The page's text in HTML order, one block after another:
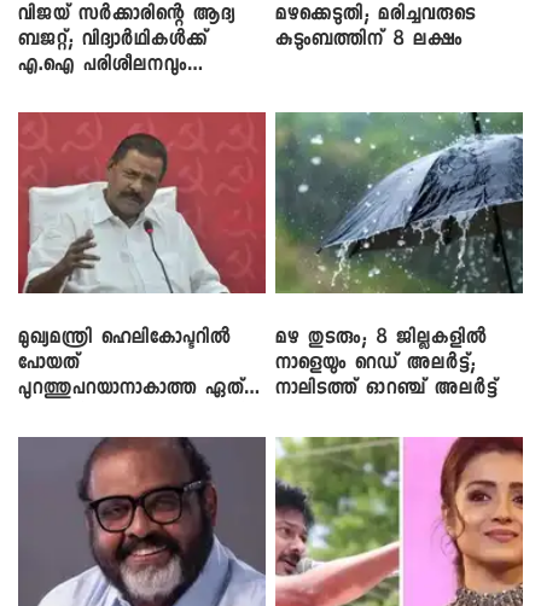
വിജയ് സർക്കാരിന്റെ ആദ്യ
ബജറ്റ്; വിദ്യാർഥികൾക്ക്
എ.ഐ പരിശീലനവും
മഴക്കെടുതി; മരിച്ചവരുടെ
കുടുംബത്തിന് 8 ലക്ഷം
മുഖ്യമന്ത്രി ഹെലികോപ്ടറിൽ
പോയത്
പുറത്തുപറയാനാകാത്ത ഏത്
മഴ തുടരും; 8 ജില്ലകളിൽ
നാളെയും റെഡ് അലർട്ട്;
നാലിടത്ത് ഓറഞ്ച് അലർട്ട്